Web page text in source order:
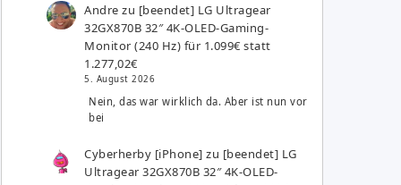
Andre zu [beendet] LG Ultragear
32GX870B 32″ 4K-OLED-Gaming-
Monitor (240 Hz) für 1.099€ statt
1.277,02€
5. August 2026
Nein, das war wirklich da. Aber ist nun vor
bei
Cyberherby [iPhone] zu [beendet] LG
Ultragear 32GX870B 32″ 4K-OLED-